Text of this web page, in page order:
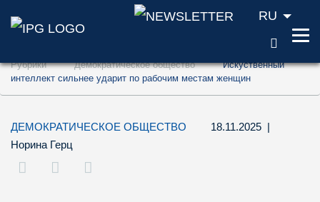
Перейти к содержанию (ключ доступа
Перейти к поиску (ключ доступа '2')
RU
Рубрики Демократическое общество
Искуственный
интеллект сильнее ударит по рабочим местам женщин
ДЕМОКРАТИЧЕСКОЕ ОБЩЕСТВО 18.11.2025 |
Норина Герц